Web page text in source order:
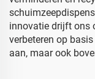
innovatie drijft ons
verbeteren op
aan, maar ook